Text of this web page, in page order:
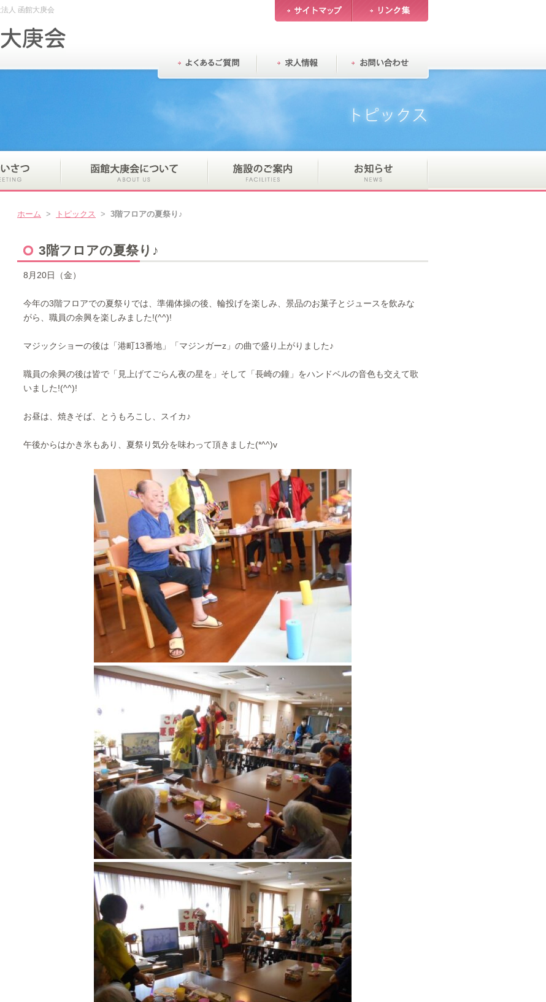
人 函館大庚会
ホーム > トピックス > 3階フロアの夏祭り♪
3階フロアの夏祭り♪
8月20日（金）
今年の3階フロアでの夏祭りでは、準備体操の後、輪投げを楽しみ、景品のお菓子とジュースを飲みな
がら、職員の余興を楽しみました!(^^)!
マジックショーの後は「港町13番地」「マジンガーz」の曲で盛り上がりました♪
職員の余興の後は皆で「見上げてごらん夜の星を」そして「長崎の鐘」をハンドベルの音色も交えて歌
いました!(^^)!
お昼は、焼きそば、とうもろこし、スイカ♪
午後からはかき氷もあり、夏祭り気分を味わって頂きました(*^^)v